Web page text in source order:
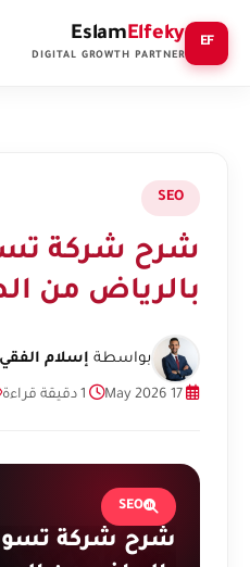
EF
EslamElfeky
DIGITAL GROWTH PARTNER
SEO
شرح شركة
بالرياض من
بواسطة إسلام الفقي
SEO
شرح شركة